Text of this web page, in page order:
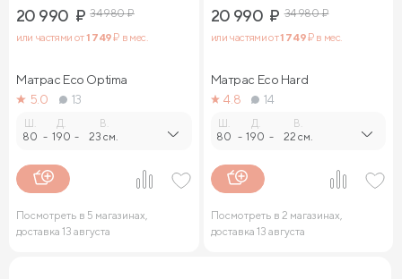
20 990 ₽ 34 980₽
или частями от1 749₽ в мес.
Матрас Eco Optima
5.0
13
80 -
Д.
190 -
В.
23 см.
Посмотреть в 5 магазинах,
доставка 13 августа
20 990 ₽ 34 980₽
или частями от1 749₽ в мес.
Матрас Eco Hard
4.8
14
80 -
Д.
190 -
В.
22 см.
Посмотреть в 2 магазинах,
доставка 13 августа